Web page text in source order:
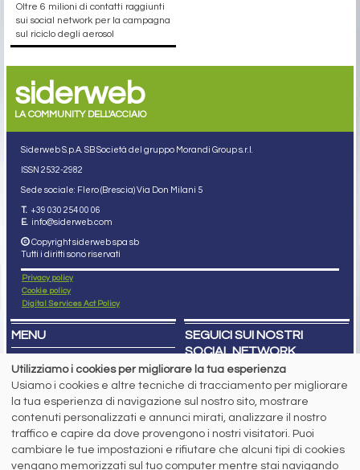
Oltre 6 milioni di contatti raggiunti
sui social network per la campagna
sul riciclo degli aerosol
siderweb
LA COMMUNITY DELL'ACCIAIO
Siderweb S.p.A. SB Società del gruppo Morandi Group s.r.l.
ISSN 2532-2982
Sede sociale: Flero (Brescia) Via Don Milani 5
T. +39 030 254 00 06
E. info@siderweb.com
Copyright siderweb spa sb
Tutti i diritti sono riservati
Privacy policy
Cookie policy
Digital Services Act Policy
MENU
PREZZI ITALIA
MERCATI
SERVIZI
ABBONAMENTI
MADE IN STEEL
NEWSLETTER
SEGUICI SUI NOSTRI
SOCIAL NETWORK
Capitale Sociale: 190.000€ interamente versato
Utilizziamo i cookies per migliorare la tua esperienza
Usiamo i cookies e altre tecniche di tracciamento per migliorare
la tua esperienza di navigazione sul nostro sito, mostrare
contenuti personalizzati e annunci mirati, analizzare il nostro
traffico e capire da dove provengono i nostri visitatori. Puoi
cambiare le tue impostazioni e rifiutare che alcuni tipi di cookies
vengano memorizzati sul tuo computer mentre stai navigando